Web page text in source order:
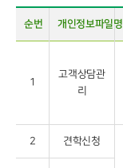
순번 개인정보파일명
1
고객상담관
리
2
견학신청